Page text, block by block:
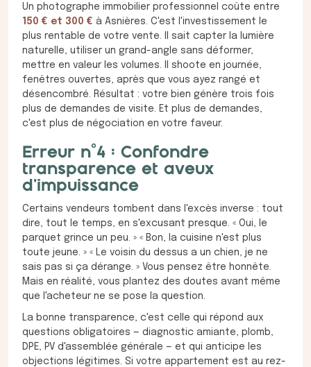
Un photographe immobilier professionnel coûte entre
150 € et 300 € à Asnières. C'est l'investissement le
plus rentable de votre vente. Il sait capter la lumière
naturelle, utiliser un grand-angle sans déformer,
mettre en valeur les volumes. Il shoote en journée,
fenêtres ouvertes, après que vous ayez rangé et
désencombré. Résultat : votre bien génère trois fois
plus de demandes de visite. Et plus de demandes,
c'est plus de négociation en votre faveur.
Erreur n°4 : Confondre
transparence et aveux
d'impuissance
Certains vendeurs tombent dans l'excès inverse : tout
dire, tout le temps, en s'excusant presque. « Oui, le
parquet grince un peu. » « Bon, la cuisine n'est plus
toute jeune. » « Le voisin du dessus a un chien, je ne
sais pas si ça dérange. » Vous pensez être honnête.
Mais en réalité, vous plantez des doutes avant même
que l'acheteur ne se pose la question.
La bonne transparence, c'est celle qui répond aux
questions obligatoires — diagnostic amiante, plomb,
DPE, PV d'assemblée générale — et qui anticipe les
objections légitimes. Si votre appartement est au rez-